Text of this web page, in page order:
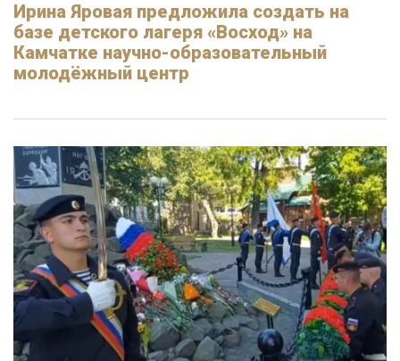
Ирина Яровая предложила создать на
базе детского лагеря «Восход» на
Камчатке научно-образовательный
молодёжный центр